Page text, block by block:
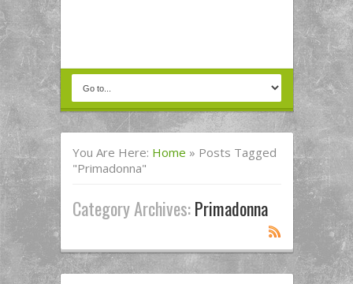
You Are Here: Home » Posts Tagged
"Primadonna"
Category Archives:Primadonna